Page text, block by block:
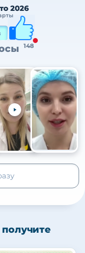
2026
148
+105